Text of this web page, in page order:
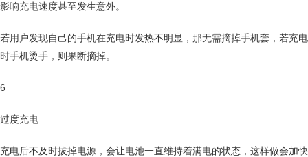
影响充电速度甚至发生意外。
若用户发现自己的手机在充电时发热不明显，那无需摘掉手机套，若充电
时手机烫手，则果断摘掉。
6
过度充电
充电后不及时拔掉电源，会让电池一直维持着满电的状态，这样做会加快